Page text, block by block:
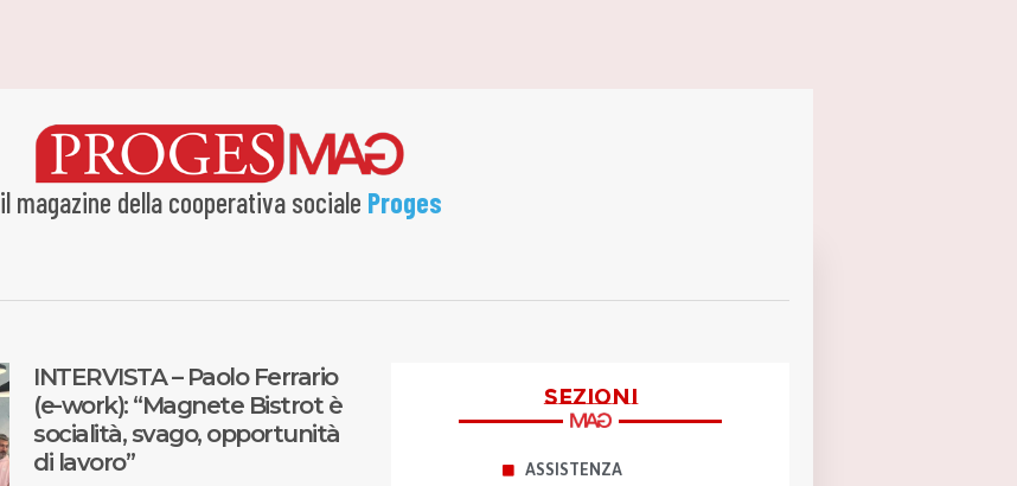
il magazine della cooperativa sociale Proges
INTERVISTA – Paolo Ferrario
(e-work): “Magnete Bistrot è
socialità, svago, opportunità
di lavoro”
sezioni
ASSISTENZA